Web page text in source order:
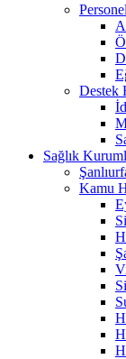
Destek
Sağlık
Kamu